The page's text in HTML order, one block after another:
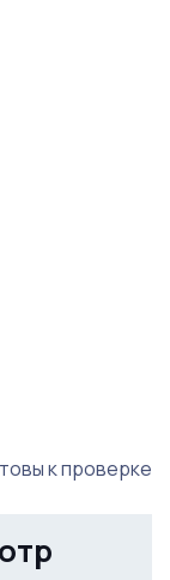
к проверке